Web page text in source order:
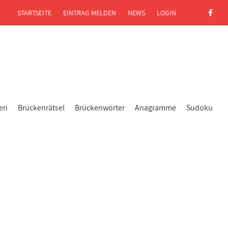
Brückenrätsel Brückenwörter Anagramme Sudoku
STARTSEITE EINTRAG MELDEN NEWS LOGIN